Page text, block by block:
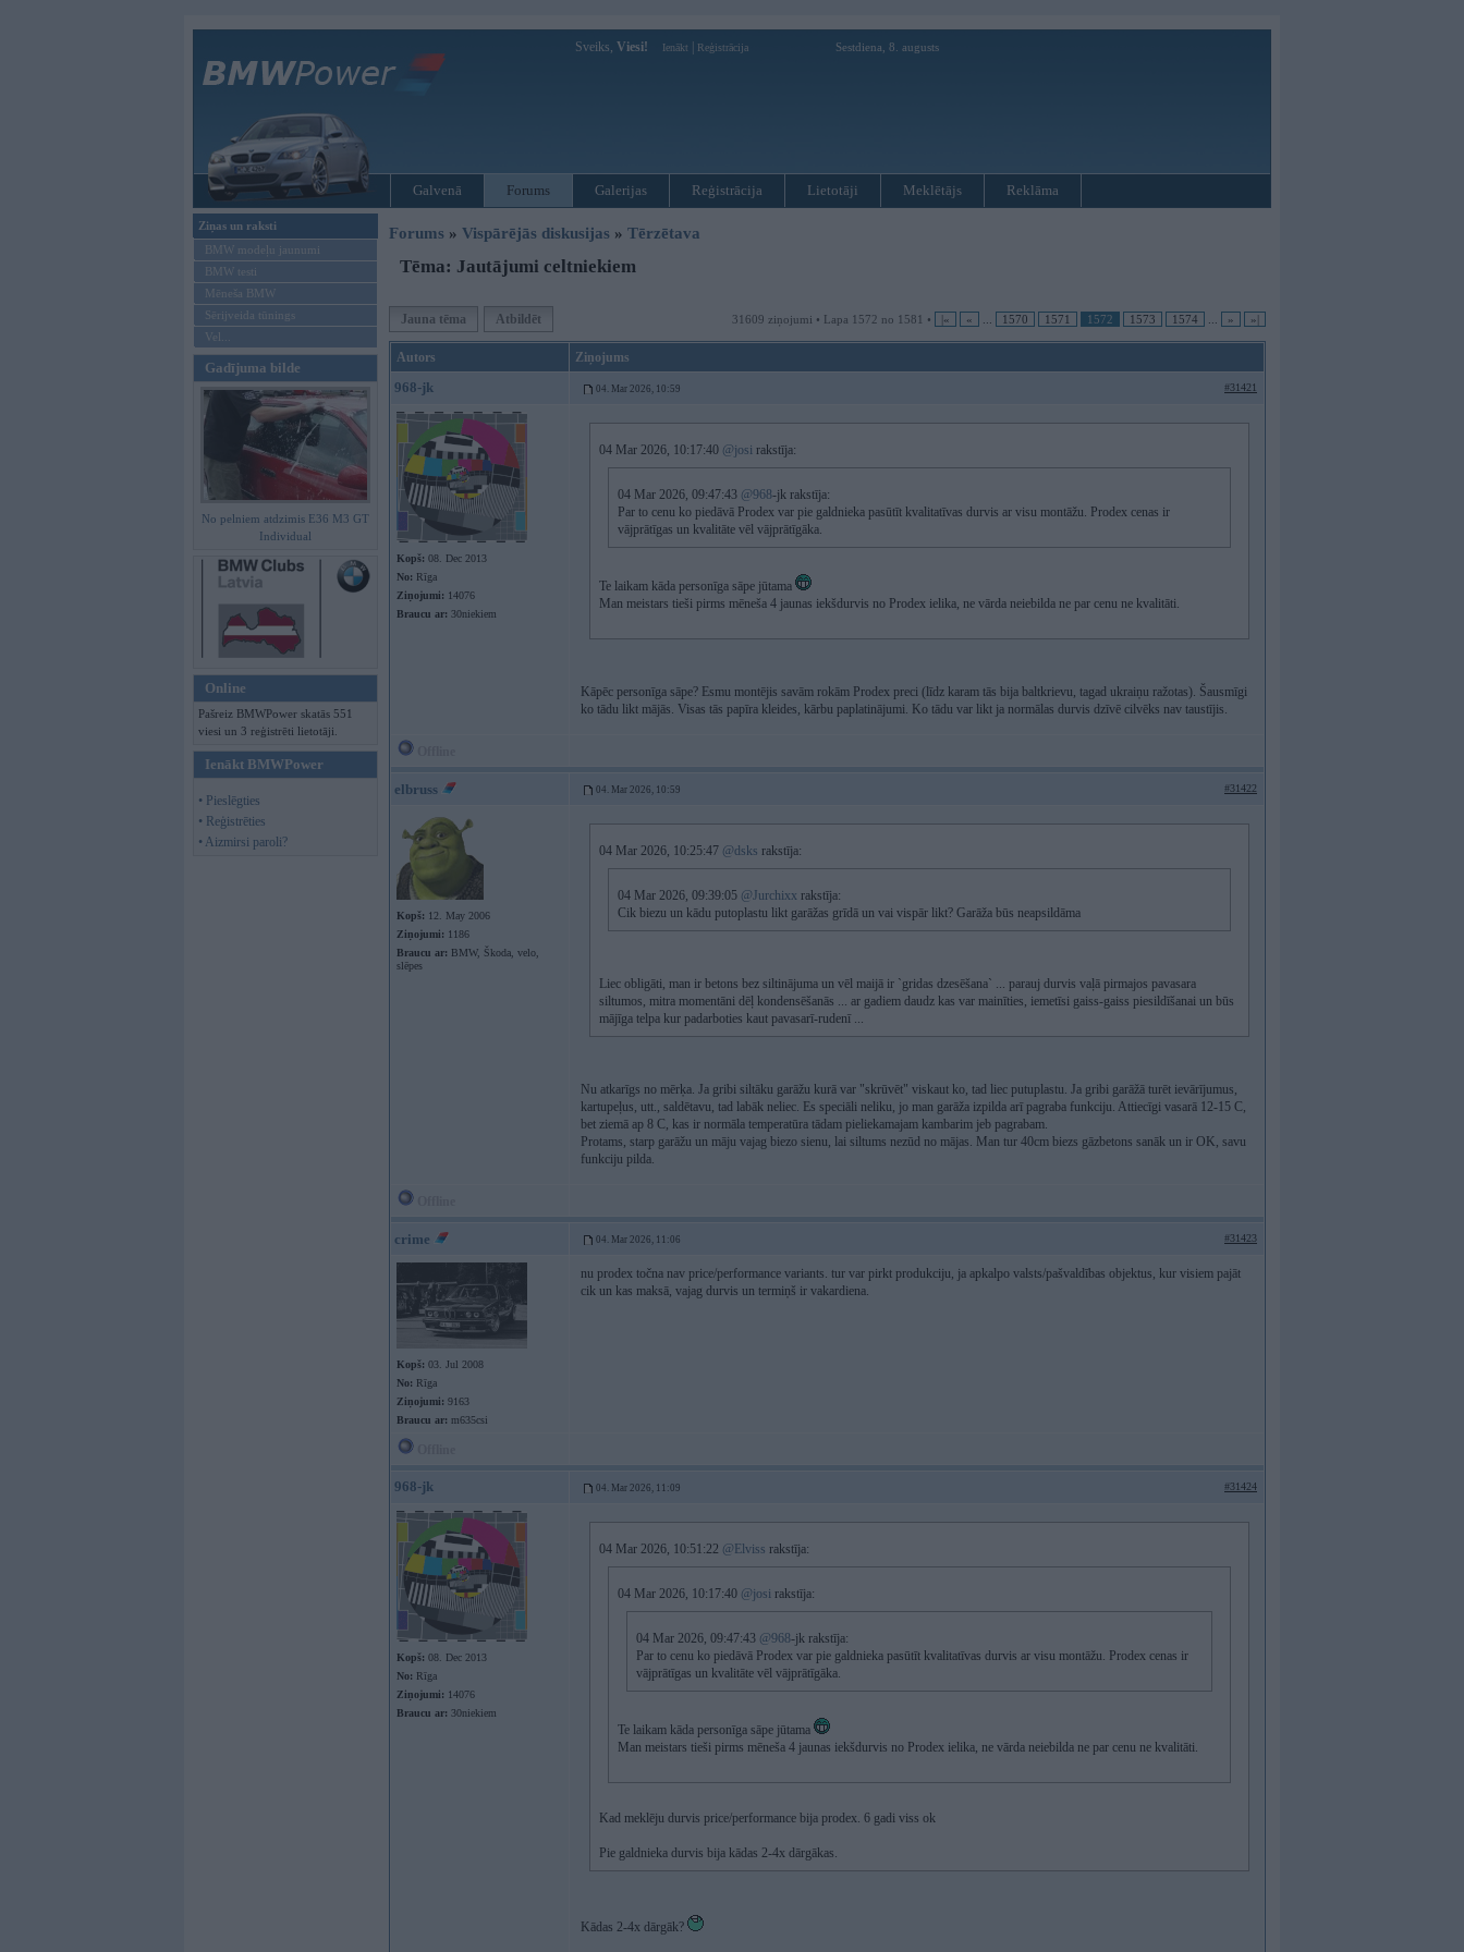
Sveiks, Viesi! Ienākt Reģistrācija Sestdiena, 8. augusts
Galvenā Forums Galerijas Reģistrācija Lietotāji Meklētājs Reklāma
Ziņas un raksti
BMW modeļu jaunumi
BMW testi
Mēneša BMW
Sērijveida tūnings
Vel...
Gadījuma bilde
No pelniem atdzimis E36 M3 GT
Individual
Online
Pašreiz BMWPower skatās 551
viesi un 3 reģistrēti lietotāji.
Ienākt BMWPower
• Pieslēgties
• Reģistrēties
• Aizmirsi paroli?
Forums » Vispārējās diskusijas » Tērzētava
Tēma: Jautājumi celtniekiem
Jauna tēma Atbildēt 31609 ziņojumi • Lapa 1572 no 1581 • |« « 1570 1571 1572 1573 1574 » »|
Autors Ziņojums
968-jk 04. Mar 2026, 10:59 #31421
Kopš: 08. Dec 2013
No: Rīga
Ziņojumi: 14076
Braucu ar: 30niekiem
04 Mar 2026, 10:17:40 @josi rakstīja:
04 Mar 2026, 09:47:43 @968-jk rakstīja:
Par to cenu ko piedāvā Prodex var pie galdnieka pasūtīt kvalitatīvas durvis ar visu montāžu. Prodex cenas ir
vājprātīgas un kvalitāte vēl vājprātīgāka.
Te laikam kāda personīga sāpe jūtama
Man meistars tieši pirms mēneša 4 jaunas iekšdurvis no Prodex ielika, ne vārda neiebilda ne par cenu ne kvalitāti.
Kāpēc personīga sāpe? Esmu montējis savām rokām Prodex preci (līdz karam tās bija baltkrievu, tagad ukraiņu ražotas). Šausmīgi
ko tādu likt mājās. Visas tās papīra kleides, kārbu paplatinājumi. Ko tādu var likt ja normālas durvis dzīvē cilvēks nav taustījis.
elbruss 04. Mar 2026, 10:59 #31422
Kopš: 12. May 2006
Ziņojumi: 1186
Braucu ar: BMW, Škoda, velo,
slēpes
04 Mar 2026, 10:25:47 @dsks rakstīja:
04 Mar 2026, 09:39:05 @Jurchixx rakstīja:
Cik biezu un kādu putoplastu likt garāžas grīdā un vai vispār likt? Garāža būs neapsildāma
Liec obligāti, man ir betons bez siltinājuma un vēl maijā ir `gridas dzesēšana` ... parauj durvis vaļā pirmajos pavasara
siltumos, mitra momentāni dēļ kondensēšanās ... ar gadiem daudz kas var mainīties, iemetīsi gaiss-gaiss piesildīšanai un būs
mājīga telpa kur padarboties kaut pavasarī-rudenī ...
Nu atkarīgs no mērķa. Ja gribi siltāku garāžu kurā var "skrūvēt" viskaut ko, tad liec putuplastu. Ja gribi garāžā turēt ievārījumus,
kartupeļus, utt., saldētavu, tad labāk neliec. Es speciāli neliku, jo man garāža izpilda arī pagraba funkciju. Attiecīgi vasarā 12-15 C,
bet ziemā ap 8 C, kas ir normāla temperatūra tādam pieliekamajam kambarim jeb pagrabam.
Protams, starp garāžu un māju vajag biezo sienu, lai siltums nezūd no mājas. Man tur 40cm biezs gāzbetons sanāk un ir OK, savu
funkciju pilda.
crime 04. Mar 2026, 11:06 #31423
Kopš: 03. Jul 2008
No: Rīga
Ziņojumi: 9163
Braucu ar: m635csi
nu prodex točna nav price/performance variants. tur var pirkt produkciju, ja apkalpo valsts/pašvaldības objektus, kur visiem pajāt
cik un kas maksā, vajag durvis un termiņš ir vakardiena.
968-jk 04. Mar 2026, 11:09 #31424
Kopš: 08. Dec 2013
No: Rīga
Ziņojumi: 14076
Braucu ar: 30niekiem
04 Mar 2026, 10:51:22 @Elviss rakstīja:
04 Mar 2026, 10:17:40 @josi rakstīja:
04 Mar 2026, 09:47:43 @968-jk rakstīja:
Par to cenu ko piedāvā Prodex var pie galdnieka pasūtīt kvalitatīvas durvis ar visu montāžu. Prodex cenas ir
vājprātīgas un kvalitāte vēl vājprātīgāka.
Te laikam kāda personīga sāpe jūtama
Man meistars tieši pirms mēneša 4 jaunas iekšdurvis no Prodex ielika, ne vārda neiebilda ne par cenu ne kvalitāti.
Kad meklēju durvis price/performance bija prodex. 6 gadi viss ok
Pie galdnieka durvis bija kādas 2-4x dārgākas.
Kādas 2-4x dārgāk?